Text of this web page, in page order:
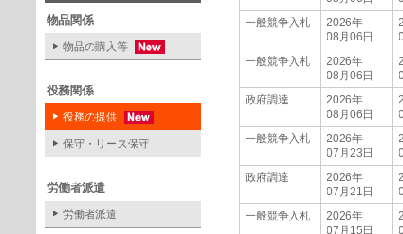
物品関係
物品の購入等
役務関係
役務の提供
保守・リース保守
労働者派遣
労働者派遣
一般競争入札
2026年
08月06日
一般競争入札
2026年
08月06日
政府調達
2026年
08月06日
一般競争入札
2026年
07月23日
政府調達
2026年
07月21日
一般競争入札
2026年
07月15日